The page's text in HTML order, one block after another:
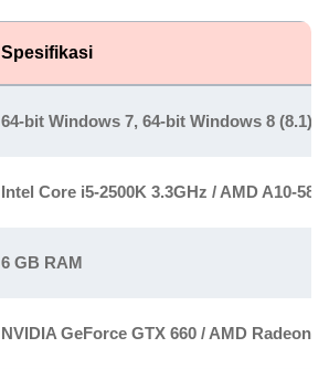
Spesifikasi
64-bit Windows 7, 64-bit Windows 8 (8.1)
Intel Core i5-2500K 3.3GHz / AMD A10-
6 GB RAM
NVIDIA GeForce GTX 660 / AMD Radeon